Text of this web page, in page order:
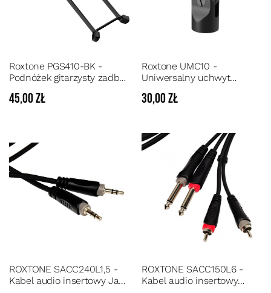
Roxtone PGS410-BK -
Podnóżek gitarzysty zadbaj
podczas gry
45,00 zł
Roxtone UMC10 -
Uniwersalny uchwyt
30,00 zł
ROXTONE SACC240L1,5 -
Kabel audio insertowy Jack
ROXTONE SACC150L6 -
Kabel audio insertowy